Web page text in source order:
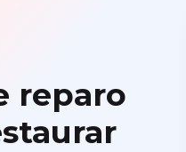
reparo